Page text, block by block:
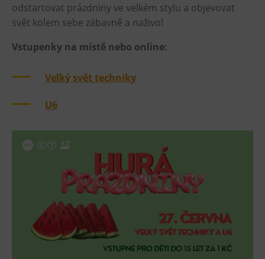
Dolní Vítkovice
Kavárna Velký Svět techniky
PECKA DOV
Restaurace VP ART
Bistropen
CØKAFE Dolní Vítkovice
FUTURE café
Catering
odstartovat prázdniny ve velkém stylu a objevovat
svět kolem sebe zábavně a naživo!
Vstupenky na místě nebo online:
Velký svět techniky
U6